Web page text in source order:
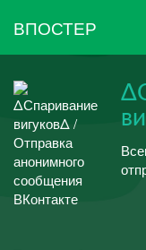
ВПОСТЕР